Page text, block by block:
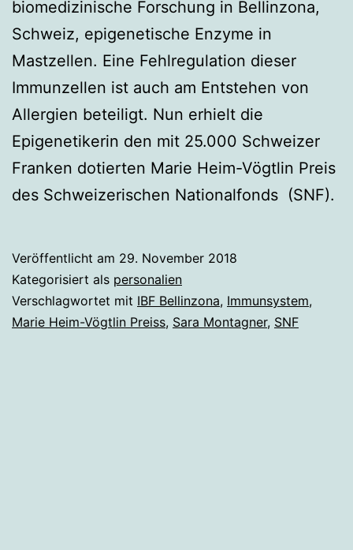
biomedizinische Forschung in Bellinzona,
Schweiz, epigenetische Enzyme in
Mastzellen. Eine Fehlregulation dieser
Immunzellen ist auch am Entstehen von
Allergien beteiligt. Nun erhielt die
Epigenetikerin den mit 25.000 Schweizer
Franken dotierten Marie Heim-Vögtlin Preis
des Schweizerischen Nationalfonds (SNF).
Veröffentlicht am 29. November 2018
Kategorisiert als personalien
Verschlagwortet mit IBF Bellinzona, Immunsystem,
Marie Heim-Vögtlin Preiss, Sara Montagner, SNF